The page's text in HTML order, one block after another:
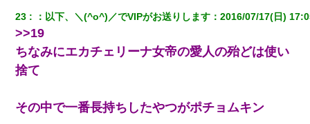
絡無しは無理」上司「いいから付けろ！」→
旦那が長男のDNA鑑定をしたら血縁関係0%だった。旦那「やっぱ
りウワキしてたんだな…」長男「俺は誰の子供なの？」長女・次
男「ウワキ女！」
彼女との行為を録画した結果→衝撃の事実が判明したｗｗｗｗｗ
ｗ
23 ： 以下、＼(^o^)／でVIPがお送りします ：2016/07/17(日)
>>19
ちなみにエカチェリーナ女帝の愛人の殆どは使い
捨て
その中で一番長持ちしたやつがポチョムキン